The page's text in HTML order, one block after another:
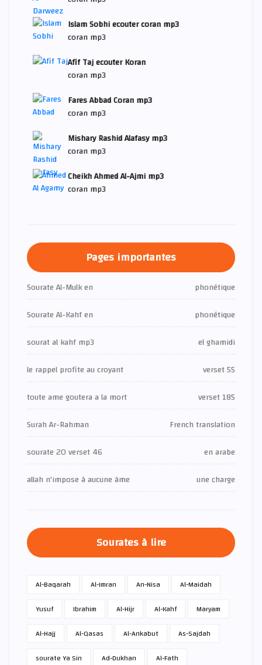
Islam Sobhi ecouter coran mp3
coran mp3
Afif Taj ecouter Koran
coran mp3
Fares Abbad Coran mp3
coran mp3
Mishary Rashid Alafasy mp3
coran mp3
Cheikh Ahmed Al-Ajmi mp3
coran mp3
Pages importantes
Sourate Al-Mulk en
phonétique
Sourate Al-Kahf en
phonétique
sourat al kahf mp3
el ghamidi
le rappel profite au croyant
verset 55
toute ame goutera a la mort
verset 185
Surah Ar-Rahman
French translation
sourate 20 verset 46
en arabe
allah n'impose à aucune âme
une charge
Sourates à lire
Al-Baqarah Al-Imran An-Nisa
Al-Maidah
Yusuf
Ibrahim Al-Hijr Al-Kahf
Maryam
Al-Hajj
Al-Qasas Al-Ankabut
As-Sajdah
sourate Ya Sin
Ad-Dukhan
Al-Fath